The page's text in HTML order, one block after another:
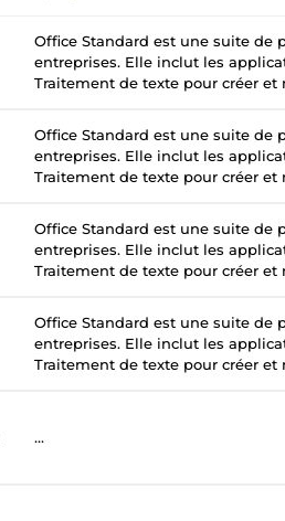
Office Standard est une suite de
entreprises. Elle inclut les
Traitement de texte pour créer et
Office Standard est une suite de
entreprises. Elle inclut les
Traitement de texte pour créer et
Office Standard est une suite de
entreprises. Elle inclut les
Traitement de texte pour créer et
Office Standard est une suite de
entreprises. Elle inclut les
Traitement de texte pour créer et
...